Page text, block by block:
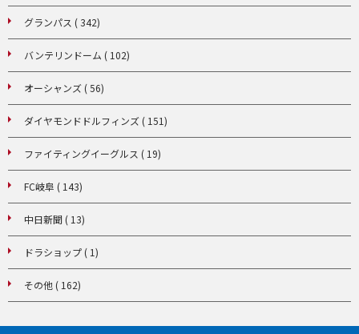
グランパス ( 342)
バンテリンドーム ( 102)
オーシャンズ ( 56)
ダイヤモンドドルフィンズ ( 151)
ファイティングイーグルス ( 19)
FC岐阜 ( 143)
中日新聞 ( 13)
ドラショップ ( 1)
その他 ( 162)